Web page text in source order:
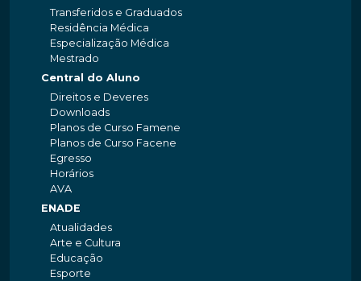
Transferidos e Graduados
Residência Médica
Especialização Médica
Mestrado
Central do Aluno
Direitos e Deveres
Downloads
Planos de Curso Famene
Planos de Curso Facene
Egresso
Horários
AVA
ENADE
Atualidades
Arte e Cultura
Educação
Esporte